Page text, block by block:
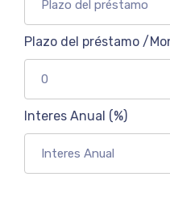
Plazo del préstamo /
Interes Anual (%)